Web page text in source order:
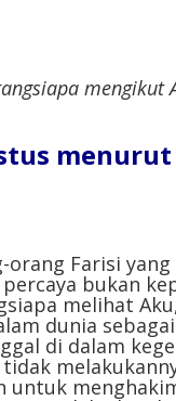
mengikut
menurut
Farisi yang
bukan
melihat
dunia
di dalam
untuk